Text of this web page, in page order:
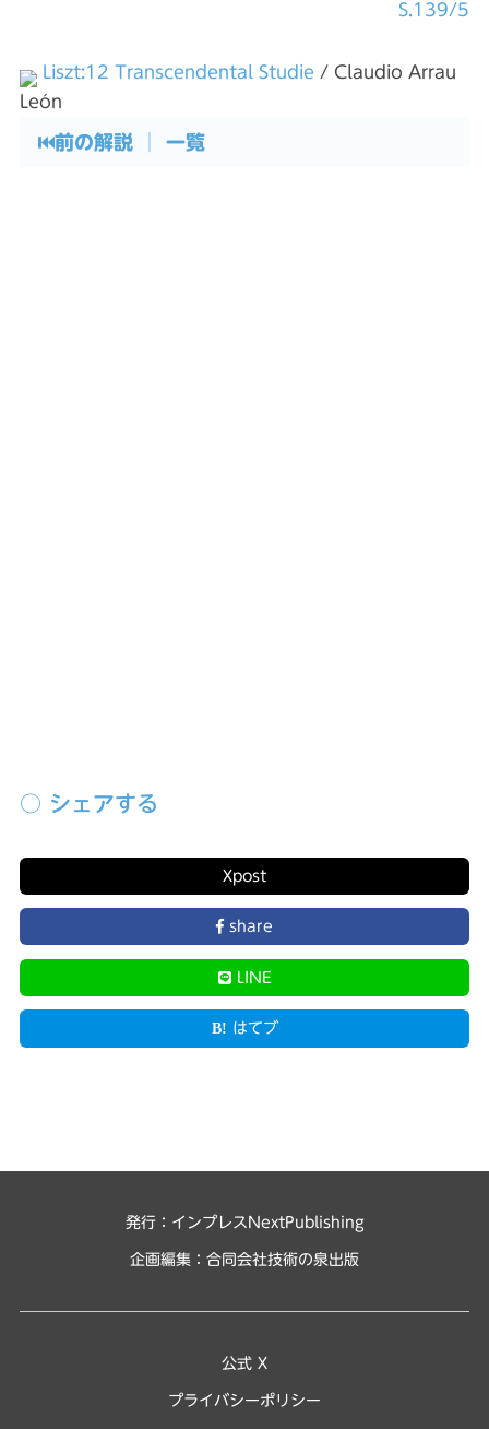
S.139/5
Liszt:12 Transcendental Studie / Claudio Arrau
León
⏮前の解説│ 一覧
○ シェアする
Xpost
share
LINE
はてブ
発行：インプレスNextPublishing
企画編集： 合同会社技術の泉出版
公式 X
プライバシーポリシー